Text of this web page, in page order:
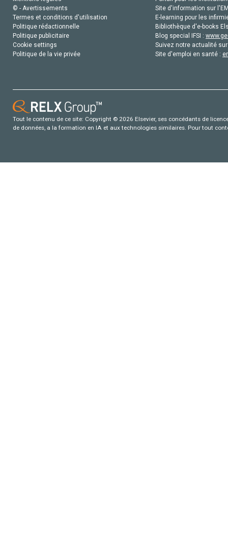
© - Avertissements
Termes et conditions d'utilisation
Politique rédactionnelle
Politique publicitaire
Cookie settings
Politique de la vie privée
Site d'information sur
E-learning pour les
Bibliothèque d'e-books
Blog special IFSI :
Suivez notre actualité
Site d'emploi en santé :
Tout le contenu de ce site: Copyright © 2026 Elsevier, ses concédants de
de données, a la formation en IA et aux technologies similaires. Pour tout